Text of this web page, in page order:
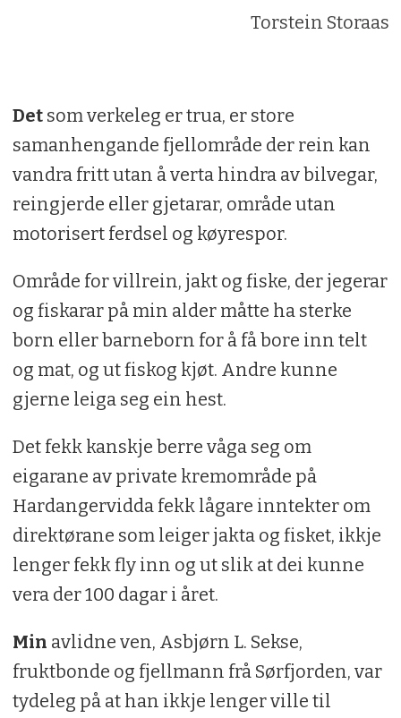
Torstein Storaas
Detsom verkeleg er trua, er store
samanhengande fjellområde der rein kan
vandra fritt utan å verta hindra av bilvegar,
reingjerde eller gjetarar, område utan
motorisert ferdsel og køyrespor.
Område for villrein, jakt og fiske, der jegerar
og fiskarar på min alder måtte ha sterke
born eller barneborn for å få bore inn telt
og mat, og ut fiskog kjøt. Andre kunne
gjerne leiga seg ein hest.
Det fekk kanskje berre våga seg om
eigarane av private kremområde på
Hardangervidda fekk lågare inntekter om
direktørane som leiger jakta og fisket, ikkje
lenger fekk fly inn og ut slik at dei kunne
vera der 100 dagar i året.
Min avlidne ven, Asbjørn L. Sekse,
fruktbonde og fjellmann frå Sørfjorden, var
tydeleg på at han ikkje lenger ville til